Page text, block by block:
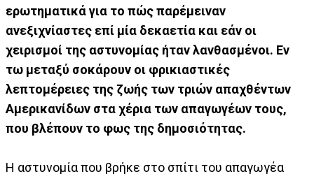
ερωτηματικά για το πώς παρέμειναν
ανεξιχνίαστες επί μία δεκαετία και εάν οι
χειρισμοί της αστυνομίας ήταν λανθασμένοι. Εν
τω μεταξύ σοκάρουν οι φρικιαστικές
λεπτομέρειες της ζωής των τριών απαχθέντων
Αμερικανίδων στα χέρια των απαγωγέων τους,
που βλέπουν το φως της δημοσιότητας.
Η αστυνομία που βρήκε στο σπίτι του απαγωγέα